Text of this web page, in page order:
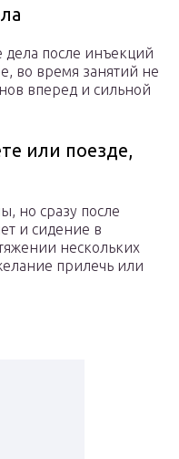
после инъекций
во время занятий не
вперед и сильной
или поезде,
но сразу после
и сидение в
нескольких
прилечь или